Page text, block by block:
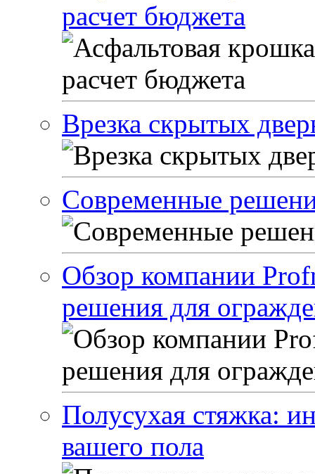
расчет бюджета
Врезка скрытых
Современные
Обзор компании
решения для
Полусухая стяжка:
вашего пола